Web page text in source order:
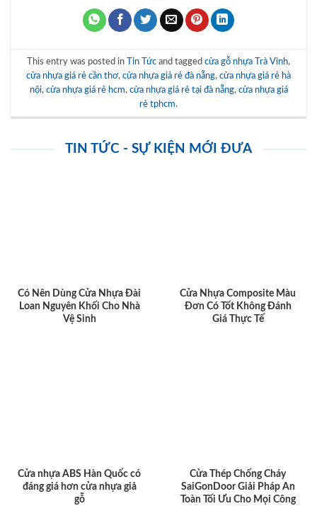
This entry was posted in Tin Tức and tagged cửa gỗ nhựa Trà Vinh,
cửa nhựa giá rẻ cần thơ, cửa nhựa giả rẻ đà nẵng, cửa nhựa giá rẻ hà
nội, cửa nhựa giá rẻ hcm, cửa nhựa giá rẻ tại đà nẵng, cửa nhựa giá
rẻ tphcm.
TIN TỨC - SỰ KIỆN MỚI ĐƯA
Có Nên Dùng Cửa Nhựa Đài
Loan Nguyên Khối Cho Nhà
Vệ Sinh
Cửa Nhựa Composite Màu
Đơn Có Tốt Không Đánh
Giá Thực Tế
Cửa nhựa ABS Hàn Quốc có
đáng giá hơn cửa nhựa giả
gỗ
Cửa Thép Chống Cháy
SaiGonDoor Giải Pháp An
Toàn Tối Ưu Cho Mọi Công